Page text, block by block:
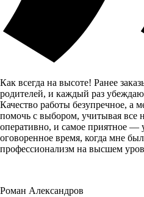
Как всегда на высоте! Ранее
родителей, и каждый раз
Качество работы безупречное, а
помочь с выбором, учитывая все
оперативно, и самое приятное —
оговоренное время, когда мне
профессионализм на высшем
Роман Александров